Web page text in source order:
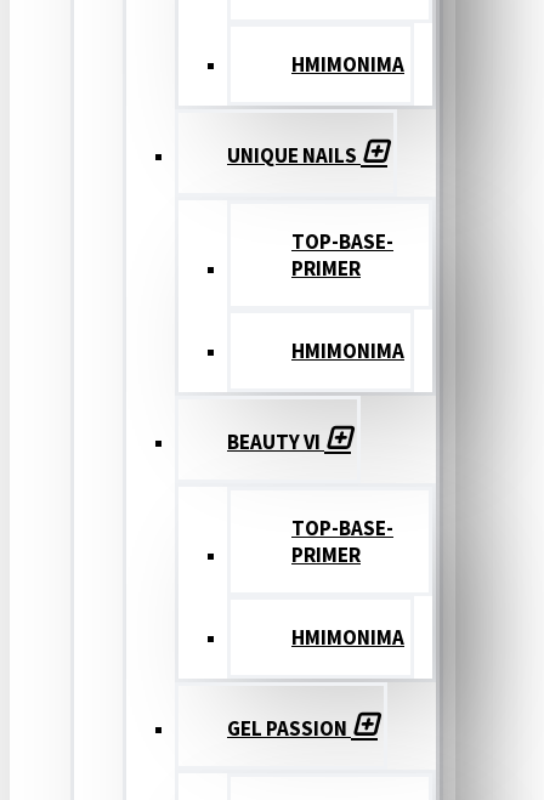
ΗΜΙΜΟΝΙΜΑ
UNIQUE NAILS
TOP-BASE-
PRIMER
ΗΜΙΜΟΝΙΜΑ
BEAUTY VI
TOP-BASE-
PRIMER
ΗΜΙΜΟΝΙΜΑ
GEL PASSION